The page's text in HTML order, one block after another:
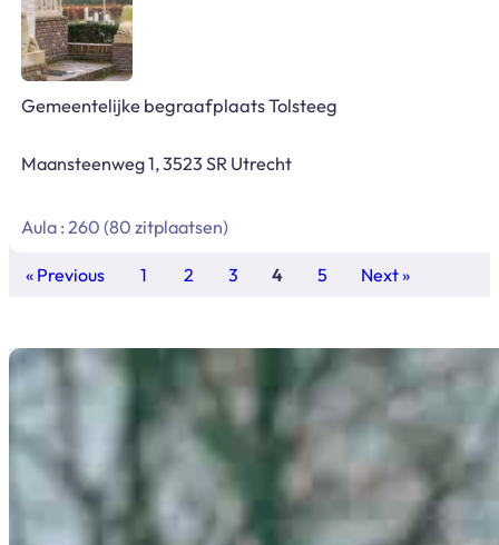
Gemeentelijke begraafplaats Tolsteeg
Maansteenweg 1, 3523 SR Utrecht
Aula : 260 (80 zitplaatsen)
« Previous 1 2 3 4 5 Next »